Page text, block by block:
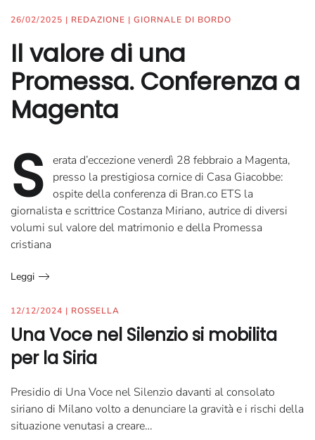
26/02/2025 | REDAZIONE | GIORNALE DI BORDO
Il valore di una
Promessa. Conferenza a
Magenta
S erata d’eccezione venerdì 28 febbraio a Magenta,
presso la prestigiosa cornice di Casa Giacobbe:
ospite della conferenza di Bran.co ETS la
giornalista e scrittrice Costanza Miriano, autrice di diversi
volumi sul valore del matrimonio e della Promessa
cristiana
Leggi
12/12/2024 | ROSSELLA
Una Voce nel Silenzio si mobilita
per la Siria
Presidio di Una Voce nel Silenzio davanti al consolato
siriano di Milano volto a denunciare la gravità e i rischi della
situazione venutasi a creare…